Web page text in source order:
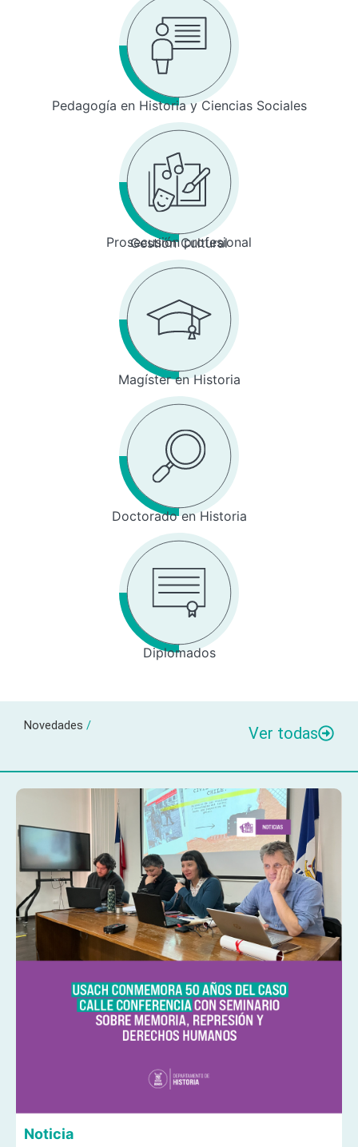
Pedagogía en Historia y Ciencias Sociales
Prosecusión profesional
Gestión Cultural
Magíster en Historia
Doctorado en Historia
Diplomados
Novedades / Ver todas
Noticia